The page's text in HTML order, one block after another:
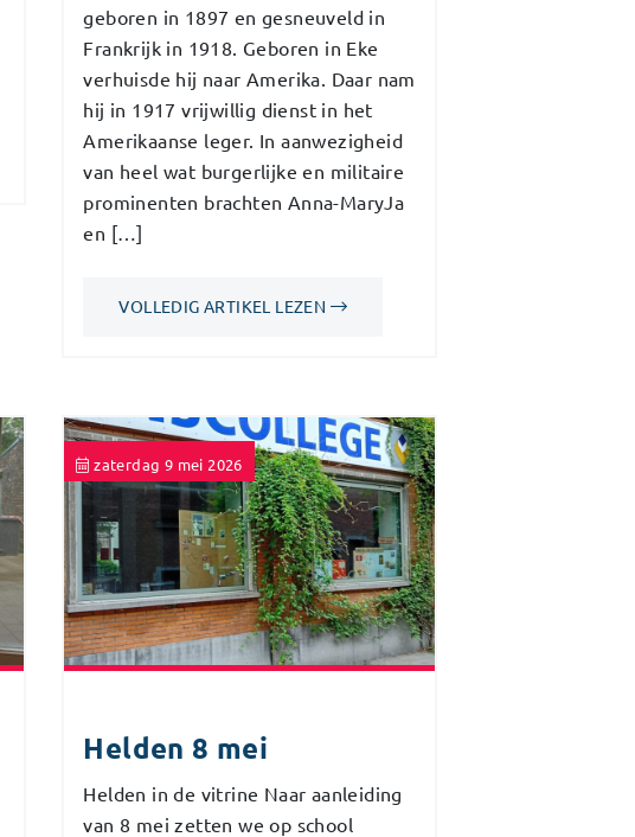
geboren in 1897 en gesneuveld in
Frankrijk in 1918. Geboren in Eke
verhuisde hij naar Amerika. Daar nam
hij in 1917 vrijwillig dienst in het
Amerikaanse leger. In aanwezigheid
van heel wat burgerlijke en militaire
prominenten brachten Anna-MaryJa
en […]
VOLLEDIG ARTIKEL LEZEN
zaterdag 9 mei 2026
Helden 8 mei
Helden in de vitrine Naar aanleiding
van 8 mei zetten we op school